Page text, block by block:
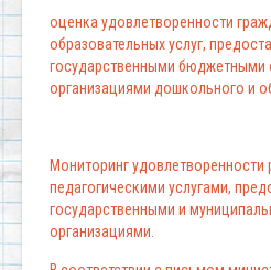
оценка удовлетворенности
образовательных услуг,
государственными бюджетными
организациями дошкольного и
Мониторинг удовлетворенности
педагогическими услугами,
государственными и
организациями.